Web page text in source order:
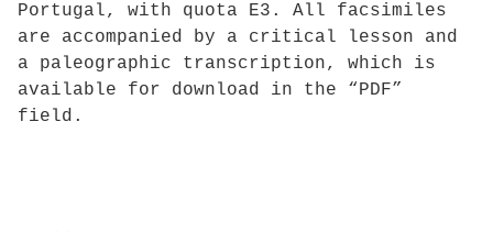
Portugal, with quota E3. All facsimiles
are accompanied by a critical lesson and
a paleographic transcription, which is
available for download in the “PDF”
field.